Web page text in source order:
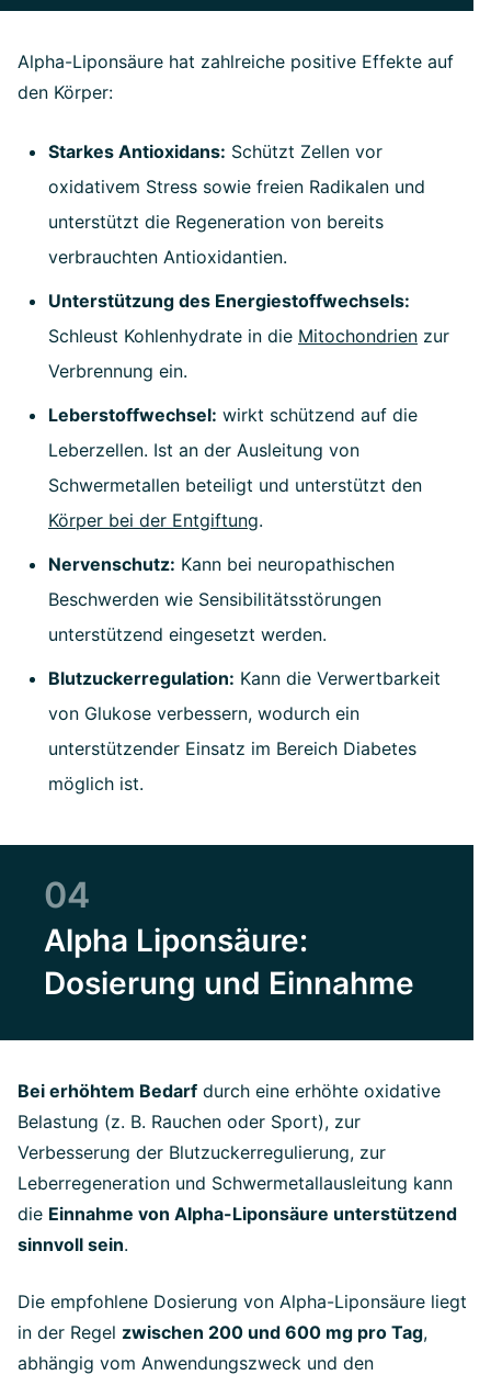
Alpha-Liponsäure hat zahlreiche positive Effekte auf
den Körper:
Starkes Antioxidans: Schützt Zellen vor
oxidativem Stress sowie freien Radikalen und
unterstützt die Regeneration von bereits
verbrauchten Antioxidantien.
Unterstützung des Energiestoffwechsels:
Schleust Kohlenhydrate in die Mitochondrien zur
Verbrennung ein.
Leberstoffwechsel: wirkt schützend auf die
Leberzellen. Ist an der Ausleitung von
Schwermetallen beteiligt und unterstützt den
Körper bei der Entgiftung.
Nervenschutz: Kann bei neuropathischen
Beschwerden wie Sensibilitätsstörungen
unterstützend eingesetzt werden.
Blutzuckerregulation: Kann die Verwertbarkeit
von Glukose verbessern, wodurch ein
unterstützender Einsatz im Bereich Diabetes
möglich ist.
04
Alpha Liponsäure:
Dosierung und Einnahme
Bei erhöhtem Bedarf durch eine erhöhte oxidative
Belastung (z. B. Rauchen oder Sport), zur
Verbesserung der Blutzuckerregulierung, zur
Leberregeneration und Schwermetallausleitung kann
die Einnahme von Alpha-Liponsäure unterstützend
sinnvoll sein.
Die empfohlene Dosierung von Alpha-Liponsäure liegt
in der Regel zwischen 200 und 600 mg pro Tag,
abhängig vom Anwendungszweck und den